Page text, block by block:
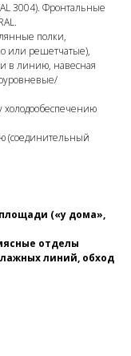
3004). Фронтальные
полки,
или решетчатые),
в линию, навесная
холодообеспечению
(соединительный
(«у дома»,
отделы
линий, обход